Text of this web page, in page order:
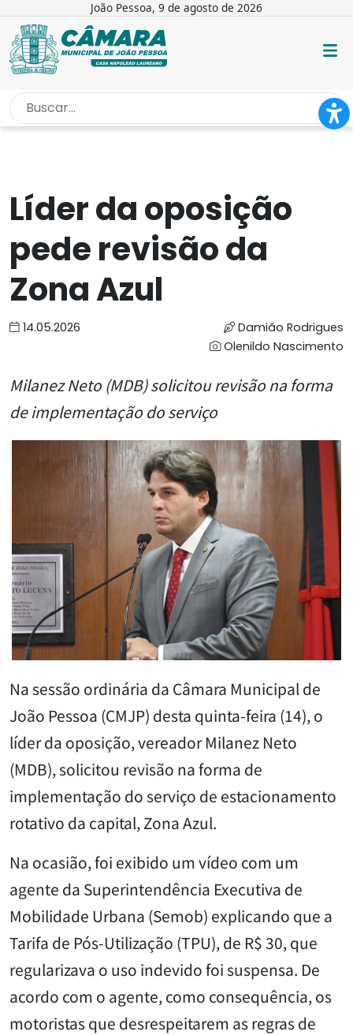
João Pessoa, 9 de agosto de 2026
INÍCIO /
Líder da oposição
pede revisão da
Zona Azul
14.05.2026
Damião Rodrigues
Olenildo Nascimento
Milanez Neto (MDB) solicitou revisão na forma
de implementação do serviço
Na sessão ordinária da Câmara Municipal de
João Pessoa (CMJP) desta quinta-feira (14), o
líder da oposição, vereador Milanez Neto
(MDB), solicitou revisão na forma de
implementação do serviço de estacionamento
rotativo da capital, Zona Azul.
Na ocasião, foi exibido um vídeo com um
agente da Superintendência Executiva de
Mobilidade Urbana (Semob) explicando que a
Tarifa de Pós-Utilização (TPU), de R$ 30, que
regularizava o uso indevido foi suspensa. De
acordo com o agente, como consequência, os
motoristas que desrespeitarem as regras de